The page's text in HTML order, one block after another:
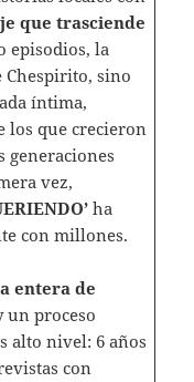
que trasciende
episodios, la
Chespirito, sino
íntima,
los que crecieron
generaciones
vez,
ha
con millones.
entera de
un proceso
alto nivel: 6 años
con